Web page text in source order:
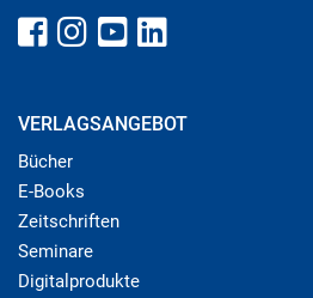
VERLAGSANGEBOT
Bücher
E-Books
Zeitschriften
Seminare
Digitalprodukte